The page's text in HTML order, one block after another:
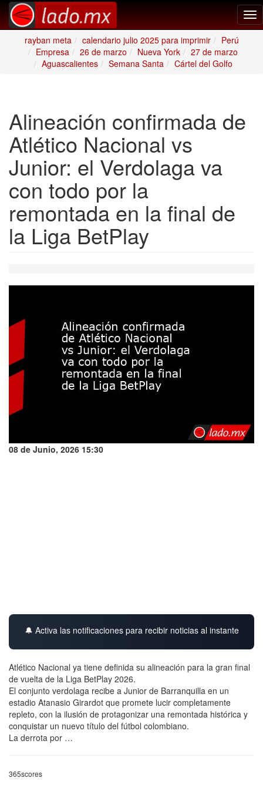
rayban meta
calendario julio 2025 para imprimir
Perú
Empresa
26 de marzo Nueva York
27 de marzo
Aguascalientes
Semana Santa Cártel del Golfo
Alineación confirmada de
Atlético Nacional vs
Junior: el Verdolaga va
con todo por la
remontada en la final de
la Liga BetPlay
08 de Junio, 2026 15:30
🔔 Activa las notificaciones para recibir noticias al instante
Atlético Nacional ya tiene definida su alineación para la gran final
de vuelta de la Liga BetPlay 2026.
El conjunto verdolaga recibe a Junior de Barranquilla en un
estadio Atanasio Girardot que promete lucir completamente
repleto, con la ilusión de protagonizar una remontada histórica y
conquistar un nuevo título del fútbol colombiano.
La derrota por …
365scores